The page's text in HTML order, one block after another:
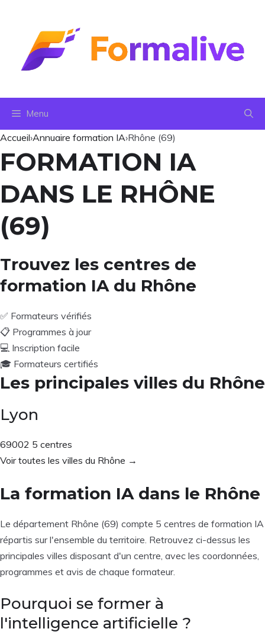
Menu
Accueil›Annuaire formation IA›Rhône (69)
FORMATION IA
DANS LE RHÔNE
(69)
Trouvez les centres de
formation IA du Rhône
✅ Formateurs vérifiés
📋 Programmes à jour
💻 Inscription facile
🎓 Formateurs certifiés
Les principales villes du Rhône
Lyon
69002 5 centres
Voir toutes les villes du Rhône →
La formation IA dans le Rhône
Le département Rhône (69) compte 5 centres de formation IA
répartis sur l'ensemble du territoire. Retrouvez ci-dessus les
principales villes disposant d'un centre, avec les coordonnées,
programmes et avis de chaque formateur.
Pourquoi se former à
l'intelligence artificielle ?